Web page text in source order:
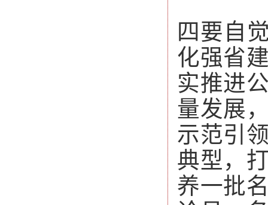
四要自
化强省
实推进
量发展
示范引
典型，
养一批